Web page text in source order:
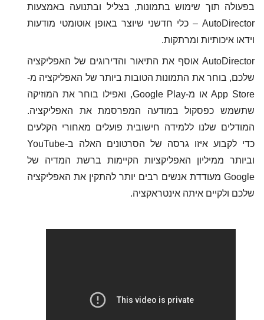
בפעולה תוך שימוש בתמונות, בצליל ובתנועה באמצעות
AutoDirector – כלי חדשני שיוצר באופן אוטומטי מודעות
וידאו איכותיות ומרתקות.
AutoDirector אוסף את התיאור והדירוגים של האפליקציה
שלכם, בוחר את התמונות הטובות ביותר של האפליקציה מ-
App Store או מ-Google Play, ואפילו בוחר את המוזיקה
שתשמש כפסקול במודעה המפרסמת את האפליקציה.
המודלים שלנו ללמידה חישובית פועלים מאחורי הקלעים
כדי לקבוע איזו גרסה של הסרטונים האלה ב-YouTube
וביותר ממיליון האפליקציות הקיימות ברשת המדיה של
Google מעודדת אנשים רבים יותר להתקין את האפליקציה
שלכם ולקיים איתה אינטראקציה.